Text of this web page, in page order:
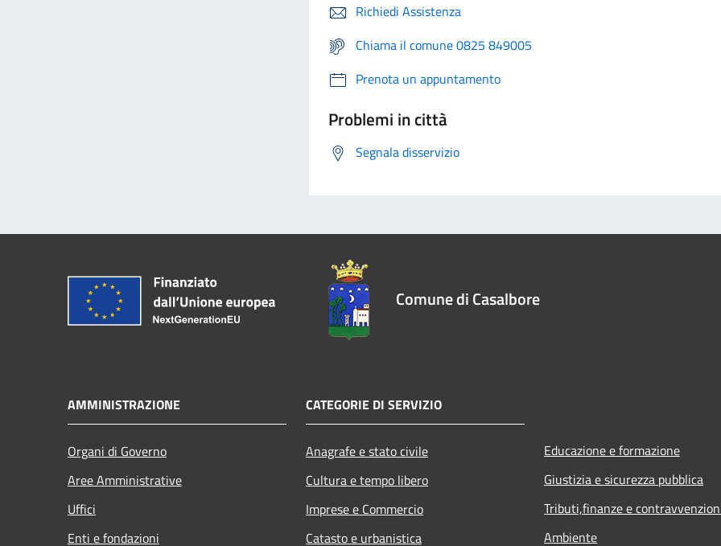
Richiedi Assistenza
Chiama il comune 0825 849005
Prenota un appuntamento
Problemi in città
Segnala disservizio
Comune di Casalbore
AMMINISTRAZIONE
Organi di Governo
Aree Amministrative
Uffici
Enti e fondazioni
CATEGORIE DI SERVIZIO
Anagrafe e stato civile
Cultura e tempo libero
Imprese e Commercio
Catasto e urbanistica
Educazione e formazione
Giustizia e sicurezza pubblica
Tributi,finanze e
Ambiente